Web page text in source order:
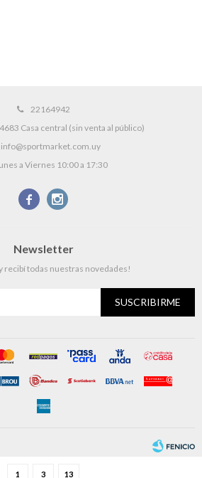
1 3 13
22164942
Casa central (sin venta al público)
info@sportmarket.com.uy
a Viernes 10:00 a 17:30
 
Newsletter
recibí todas nuestras novedades!
SUSCRIBIRME